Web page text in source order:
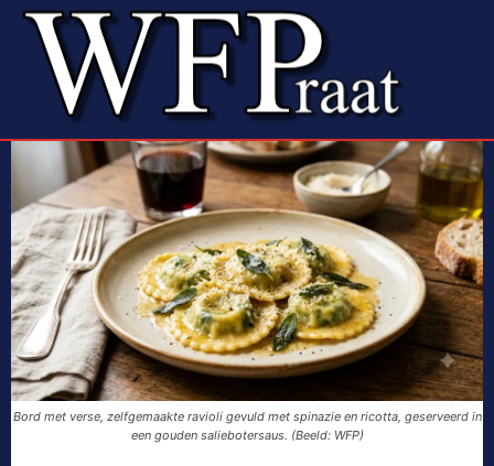
Bord met verse, zelfgemaakte ravioli gevuld met spinazie en ricotta, geserveerd in
een gouden saliebotersaus. (Beeld: WFP)